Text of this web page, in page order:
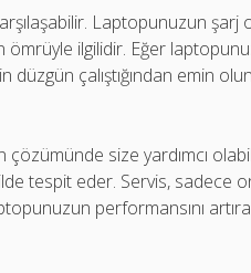
Laptopunuzun şarj
ilgilidir. Eğer
düzgün çalıştığından emin
çözümünde size yardımcı
tespit eder. Servis, sadece
performansını